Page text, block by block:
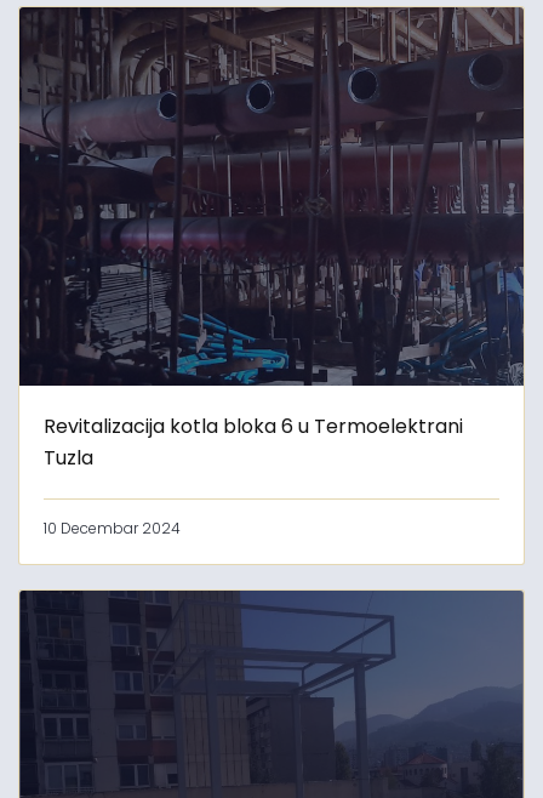
Revitalizacija kotla bloka 6 u Termoelektrani
Tuzla
10 Decembar 2024